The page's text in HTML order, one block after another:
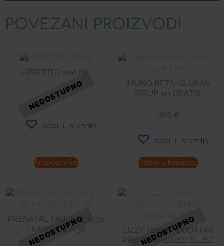
POVEZANI PROIZVODI
APPETITO 200 ML
Dodaj u listu želja
Pročitaj više
IMUNO BETA-GLUKAN
SIRUP 1+1 GRATIS
19,90 €
Dodaj u listu želja
Dodaj u košaricu
PRENATAL TABLETE Á 30
+ KAPSULE Á 30
LIZZY TEKUĆI DODATAK
PREHRANI BIJELI SLJEZ